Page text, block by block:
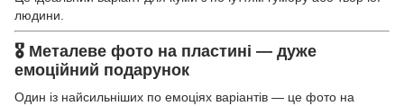
людини.
🎖 Металеве фото на пластині — дуже
емоційний подарунок
Один із найсильніших по емоціях варіантів — це фото на